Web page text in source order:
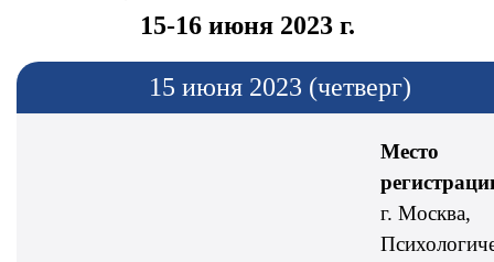
15-16 июня 2023 г.
15 июня 2023 (четверг)
Место
г. Москва,